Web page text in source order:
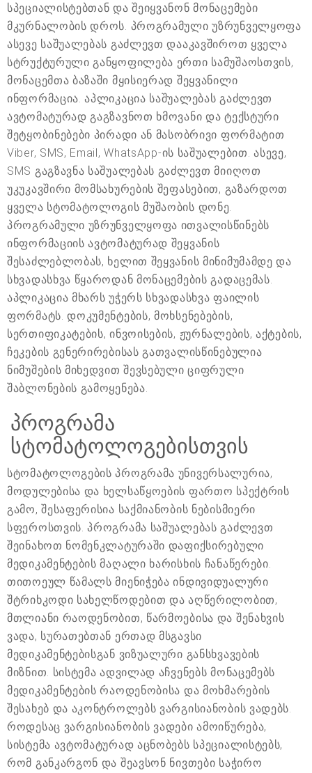
სპეციალისტებთან და შეიყვანონ მონაცემები
მკურნალობის დროს. პროგრამული უზრუნველყოფა
ასევე საშუალებას გაძლევთ დააკავშიროთ ყველა
სტრუქტურული განყოფილება ერთი სამუშაოსთვის,
მონაცემთა ბაზაში მყისიერად შეყვანილი
ინფორმაცია. აპლიკაცია საშუალებას გაძლევთ
ავტომატურად გაგზავნოთ ხმოვანი და ტექსტური
შეტყობინებები პირადი ან მასობრივი ფორმატით
Viber, SMS, Email, WhatsApp-ის საშუალებით. ასევე,
SMS გაგზავნა საშუალებას გაძლევთ მიიღოთ
უკუკავშირი მომსახურების შეფასებით, გაზარდოთ
ყველა სტომატოლოგის მუშაობის დონე.
პროგრამული უზრუნველყოფა ითვალისწინებს
ინფორმაციის ავტომატურად შეყვანის
შესაძლებლობას, ხელით შეყვანის მინიმუმამდე და
სხვადასხვა წყაროდან მონაცემების გადაცემას.
აპლიკაცია მხარს უჭერს სხვადასხვა ფაილის
ფორმატს. დოკუმენტების, მოხსენებების,
სერთიფიკატების, ინვოისების, ჟურნალების, აქტების,
ჩეკების გენერირებისას გათვალისწინებულია
ნიმუშების მიხედვით შევსებული ციფრული
შაბლონების გამოყენება.
პროგრამა
სტომატოლოგებისთვის
სტომატოლოგების პროგრამა უნივერსალურია,
მოდულებისა და ხელსაწყოების ფართო სპექტრის
გამო, შესაფერისია საქმიანობის ნებისმიერი
სფეროსთვის. პროგრამა საშუალებას გაძლევთ
შეინახოთ ნომენკლატურაში დაფიქსირებული
მედიკამენტების მაღალი ხარისხის ჩანაწერები.
თითოეულ წამალს მიენიჭება ინდივიდუალური
შტრიხკოდი სახელწოდებით და აღწერილობით,
მთლიანი რაოდენობით, წარმოებისა და შენახვის
ვადა, სურათებთან ერთად მსგავსი
მედიკამენტებისგან ვიზუალური განსხვავების
მიზნით. სისტემა ადვილად აჩვენებს მონაცემებს
მედიკამენტების რაოდენობისა და მოხმარების
შესახებ და აკონტროლებს ვარგისიანობის ვადებს.
როდესაც ვარგისიანობის ვადები ამოიწურება,
სისტემა ავტომატურად აცნობებს სპეციალისტებს,
რომ განკარგონ და შეავსონ ნივთები საჭირო